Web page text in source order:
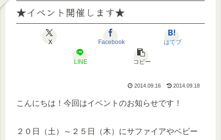
★イベント開催します★
X Facebook はてブ
LINE コピー
2014.09.16 2014.09.18
こんにちは！今回はイベントのお知らせです！
２０日（土）～２５日（木）にサファイアやベビー